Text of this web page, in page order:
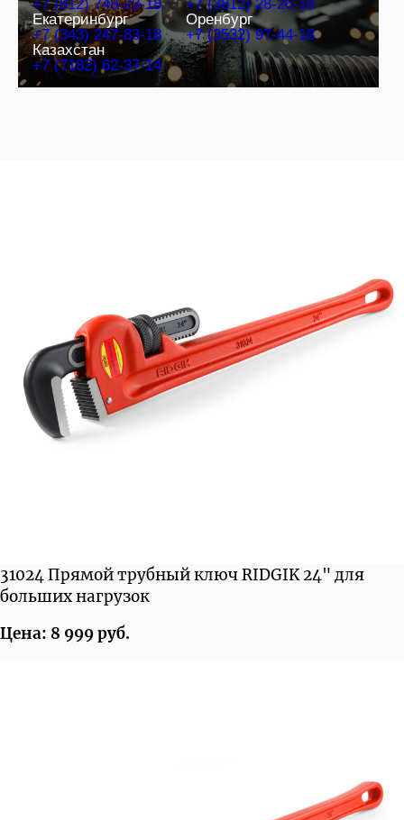
+7 (812) 748-23-18
+7 (3812) 28-26-18
Екатеринбург
+7 (343) 247-83-18
Оренбург
+7 (3532) 97-44-18
Казахстан
+7 (7182) 62-37-14
31024 Прямой трубный ключ RIDGIK 24" для
больших нагрузок
Цена: 8 999 руб.